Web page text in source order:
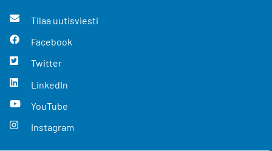
Tilaa uutisviesti
Facebook
Twitter
LinkedIn
YouTube
Instagram